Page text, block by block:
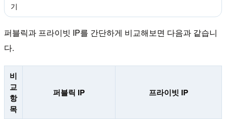
기
퍼블릭과 프라이빗 IP를 간단하게 비교해보면 다음과 같습니
다.
비
교
항
목
퍼블릭 IP 프라이빗 IP